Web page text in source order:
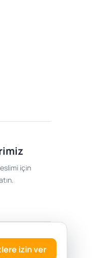
için
izin ver